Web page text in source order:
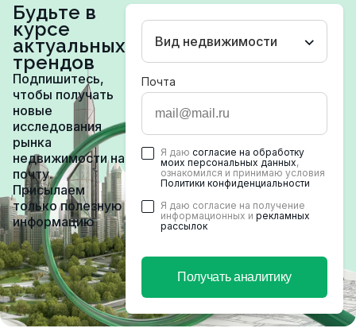
Будьте в
курсе
актуальных
трендов
Подпишитесь,
чтобы получать
новые
исследования
рынка
недвижимости на
почту.
Присылаем
только полезную
информацию
Вид недвижимости
Почта
Я даю согласие на обработку
моих персональных данных,
ознакомился и принимаю условия
Политики конфиденциальности
Я даю согласие на получение
информационных и рекламных
рассылок
Получать аналитику